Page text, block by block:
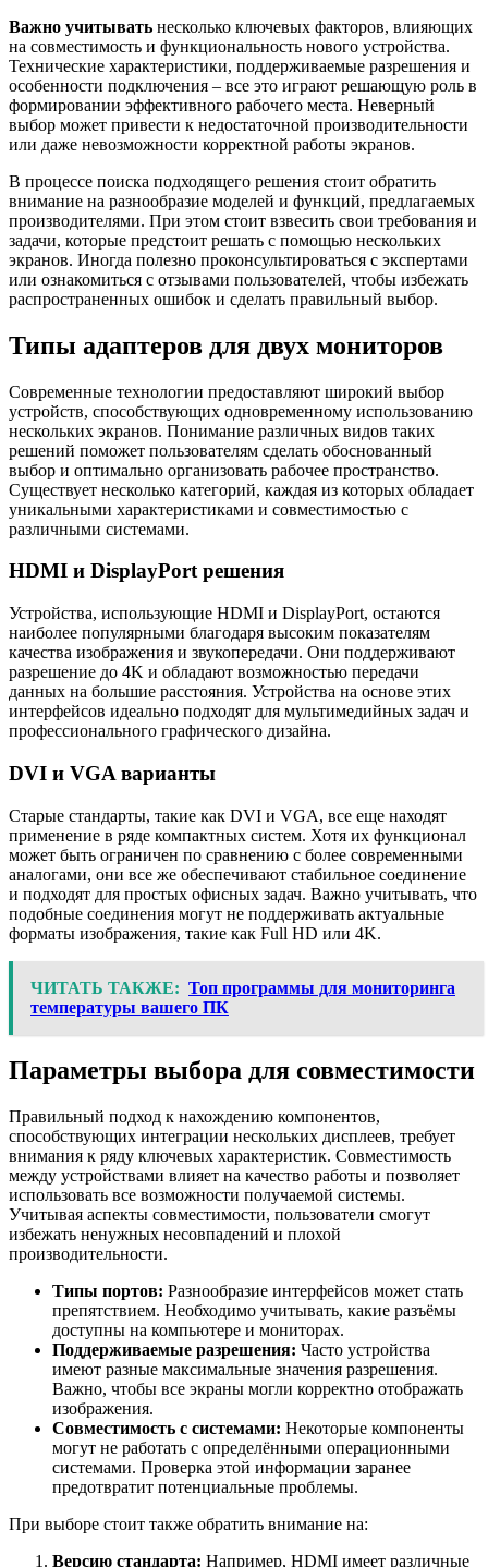
Важно учитывать несколько ключевых факторов, влияющих
на совместимость и функциональность нового устройства.
Технические характеристики, поддерживаемые разрешения и
особенности подключения – все это играют решающую роль в
формировании эффективного рабочего места. Неверный
выбор может привести к недостаточной производительности
или даже невозможности корректной работы экранов.
В процессе поиска подходящего решения стоит обратить
внимание на разнообразие моделей и функций, предлагаемых
производителями. При этом стоит взвесить свои требования и
задачи, которые предстоит решать с помощью нескольких
экранов. Иногда полезно проконсультироваться с экспертами
или ознакомиться с отзывами пользователей, чтобы избежать
распространенных ошибок и сделать правильный выбор.
Типы адаптеров для двух мониторов
Современные технологии предоставляют широкий выбор
устройств, способствующих одновременному использованию
нескольких экранов. Понимание различных видов таких
решений поможет пользователям сделать обоснованный
выбор и оптимально организовать рабочее пространство.
Существует несколько категорий, каждая из которых обладает
уникальными характеристиками и совместимостью с
различными системами.
HDMI и DisplayPort решения
Устройства, использующие HDMI и DisplayPort, остаются
наиболее популярными благодаря высоким показателям
качества изображения и звукопередачи. Они поддерживают
разрешение до 4K и обладают возможностью передачи
данных на большие расстояния. Устройства на основе этих
интерфейсов идеально подходят для мультимедийных задач и
профессионального графического дизайна.
DVI и VGA варианты
Старые стандарты, такие как DVI и VGA, все еще находят
применение в ряде компактных систем. Хотя их функционал
может быть ограничен по сравнению с более современными
аналогами, они все же обеспечивают стабильное соединение
и подходят для простых офисных задач. Важно учитывать, что
подобные соединения могут не поддерживать актуальные
форматы изображения, такие как Full HD или 4K.
ЧИТАТЬ ТАКЖЕ: Топ программы для мониторинга
температуры вашего ПК
Параметры выбора для совместимости
Правильный подход к нахождению компонентов,
способствующих интеграции нескольких дисплеев, требует
внимания к ряду ключевых характеристик. Совместимость
между устройствами влияет на качество работы и позволяет
использовать все возможности получаемой системы.
Учитывая аспекты совместимости, пользователи смогут
избежать ненужных несовпадений и плохой
производительности.
Типы портов: Разнообразие интерфейсов может стать
препятствием. Необходимо учитывать, какие разъёмы
доступны на компьютере и мониторах.
Поддерживаемые разрешения: Часто устройства
имеют разные максимальные значения разрешения.
Важно, чтобы все экраны могли корректно отображать
изображения.
Совместимость с системами: Некоторые компоненты
могут не работать с определёнными операционными
системами. Проверка этой информации заранее
предотвратит потенциальные проблемы.
При выборе стоит также обратить внимание на:
Версию стандарта: Например, HDMI имеет различные